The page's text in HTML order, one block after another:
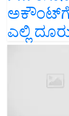
ಅಕೌಂಟ್‌ಗೆ
ಎಲ್ಲಿ